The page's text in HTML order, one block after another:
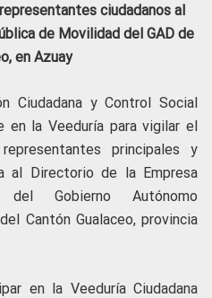
ciudadanos al
de Movilidad del GAD de
en Azuay
Ciudadana y Control Social
en la Veeduría para vigilar el
principales y
al Directorio de la Empresa
Gobierno Autónomo
Cantón Gualaceo, provincia
en la Veeduría Ciudadana